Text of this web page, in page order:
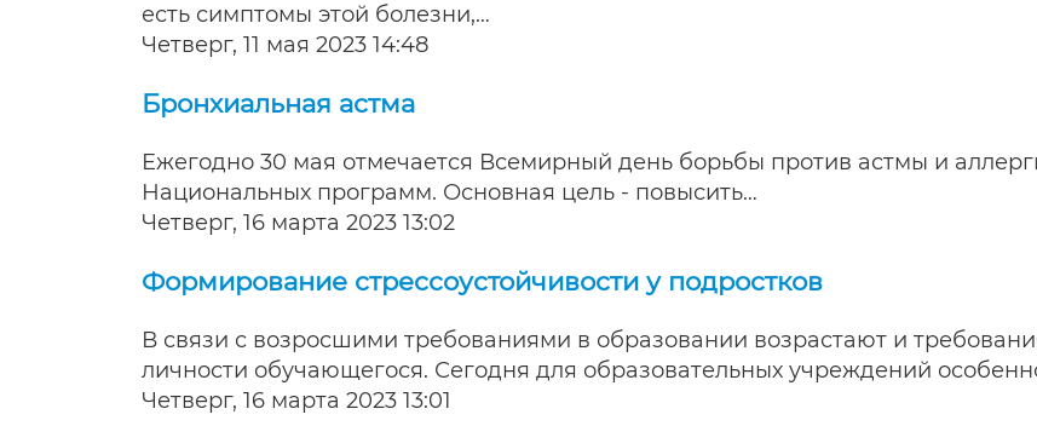
есть симптомы этой болезни,…
Четверг, 11 мая 2023 14:48
Бронхиальная астма
Ежегодно 30 мая отмечается Всемирный день борьбы против астмы и
Национальных программ. Основная цель - повысить…
Четверг, 16 марта 2023 13:02
Формирование стрессоустойчивости у подростков
В связи с возросшими требованиями в образовании возрастают и
личности обучающегося. Сегодня для образовательных учреждений
Четверг, 16 марта 2023 13:01